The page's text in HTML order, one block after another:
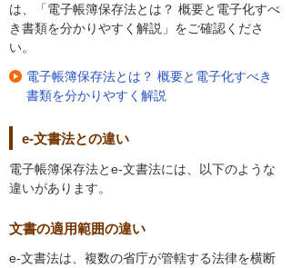
は、「電子帳簿保存法とは？ 概要と電子化すべ
き書類を分かりやすく解説」をご確認くださ
い。
電子帳簿保存法とは？ 概要と電子化すべき
書類を分かりやすく解説
e-文書法との違い
電子帳簿保存法とe-文書法には、以下のような
違いがあります。
文書の適用範囲の違い
e-文書法は、複数の省庁が管轄する法律を横断